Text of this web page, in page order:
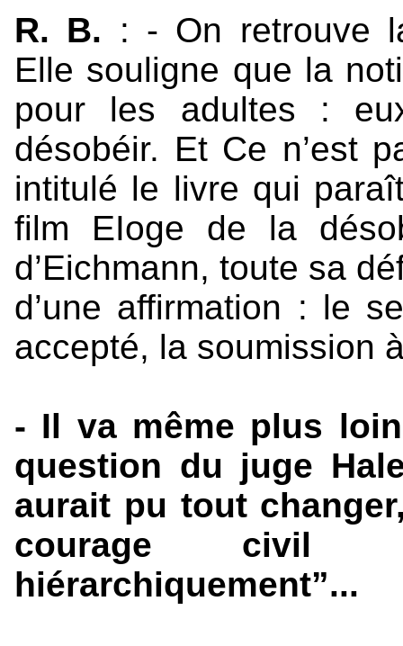
R. B. : - On retrouve
Elle souligne que la
pour les adultes :
désobéir. Et Ce n’est
intitulé le livre qui
film EIoge de la
d’Eichmann, toute sa
d’une affirmation : le
accepté, la soumission
- Il va même plus
question du juge
aurait pu tout
courage civil
hiérarchiquement”...